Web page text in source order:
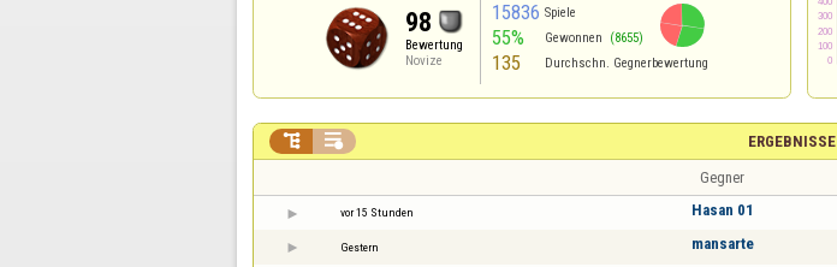
98
Bewertung
Novize
15836 Spiele
55% Gewonnen (8655)
135 Durchschn. Gegnerbewertung
ERGEBNISSE
 
Gegner
vor 15 Stunden Hasan 01
Gestern mansarte